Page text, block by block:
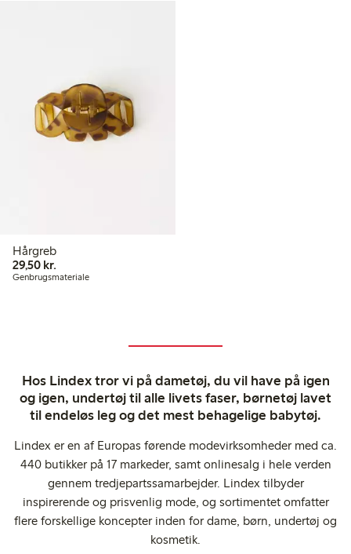
Hårgreb
29,50 kr.
Genbrugsmateriale
Hos Lindex tror vi på dametøj, du vil have på igen
og igen, undertøj til alle livets faser, børnetøj lavet
til endeløs leg og det mest behagelige babytøj.
Lindex er en af Europas førende modevirksomheder med ca.
440 butikker på 17 markeder, samt onlinesalg i hele verden
gennem tredjepartssamarbejder. Lindex tilbyder
inspirerende og prisvenlig mode, og sortimentet omfatter
flere forskellige koncepter inden for dame, børn, undertøj og
kosmetik.